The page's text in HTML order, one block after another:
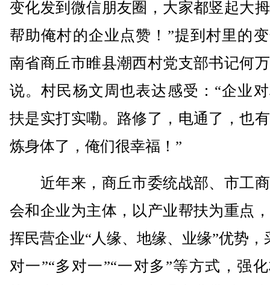
变化发到微信朋友圈，大家都竖起大
帮助俺村的企业点赞！”提到村里的
南省商丘市睢县潮西村党支部书记何
说。村民杨文周也表达感受：“企业
扶是实打实嘞。路修了，电通了，也
炼身体了，俺们很幸福！”
近年来，商丘市委统战部、市工
会和企业为主体，以产业帮扶为重点
挥民营企业“人缘、地缘、业缘”优势，
对一”“多对一”“一对多”等方式，强